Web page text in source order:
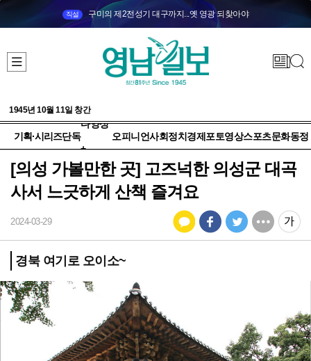
직설 구미의 제2전성기 대구까지...옛 영광 되찾아야
1945년 10월 11일 창간
기획·시리즈단독
다양성
+
오피니언사회정치 경제 포토영상스포츠문화동정
[의성 가볼만한 곳] 고즈넉한 의성군 대곡
사서 느긋하게 산책 즐겨요
2024-03-29
경북 여기로 오이소~